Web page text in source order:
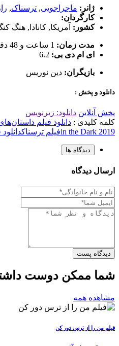
ژانر: ماجراجویی, ترسناک,
کارگردان:
کشور: آمریکا, کانادا , هنگ
مدت زمان: 1 ساعت و 48 دقیقه
ای ام دی بی: 6.2
بازیگران: دین نوریس
دانلود و پخش :
پخش آنلاین دانلود: زیرنویس
کلمه کلیدی : دانلود فیلم
in the Dark 2019فیلم ترسناک
دیدگاه ها
ارسال دیدگاه
دیدگاه پست
شما ممکن دوست
مشاهده همه
فیلم من را از ترس دور کن